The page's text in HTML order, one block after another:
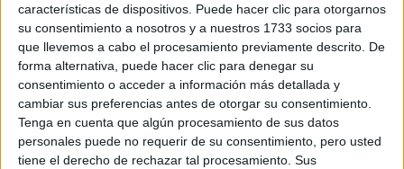
características de dispositivos. Puede hacer clic para otorgarnos
su consentimiento a nosotros y a nuestros 1733 socios para
que llevemos a cabo el procesamiento previamente descrito. De
forma alternativa, puede hacer clic para denegar su
consentimiento o acceder a información más detallada y
cambiar sus preferencias antes de otorgar su consentimiento.
Tenga en cuenta que algún procesamiento de sus datos
personales puede no requerir de su consentimiento, pero usted
tiene el derecho de rechazar tal procesamiento. Sus
¿En qué año terminas (o terminaste) bachillerato o FP?
Soy estudiante de:*